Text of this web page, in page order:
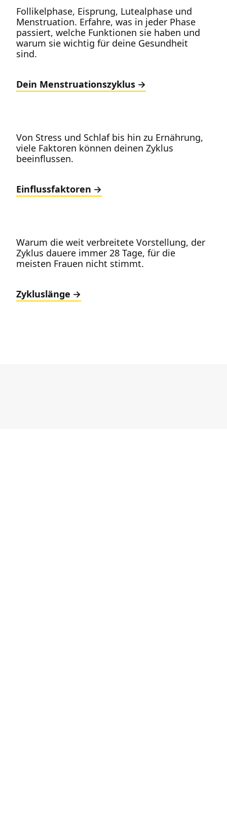
Follikelphase, Eisprung, Lutealphase und
Menstruation. Erfahre, was in jeder Phase
passiert, welche Funktionen sie haben und
warum sie wichtig für deine Gesundheit
sind.
Dein Menstruationszyklus
Von Stress und Schlaf bis hin zu Ernährung,
viele Faktoren können deinen Zyklus
beeinflussen.
Einflussfaktoren
Warum die weit verbreitete Vorstellung, der
Zyklus dauere immer 28 Tage, für die
meisten Frauen nicht stimmt.
Zykluslänge